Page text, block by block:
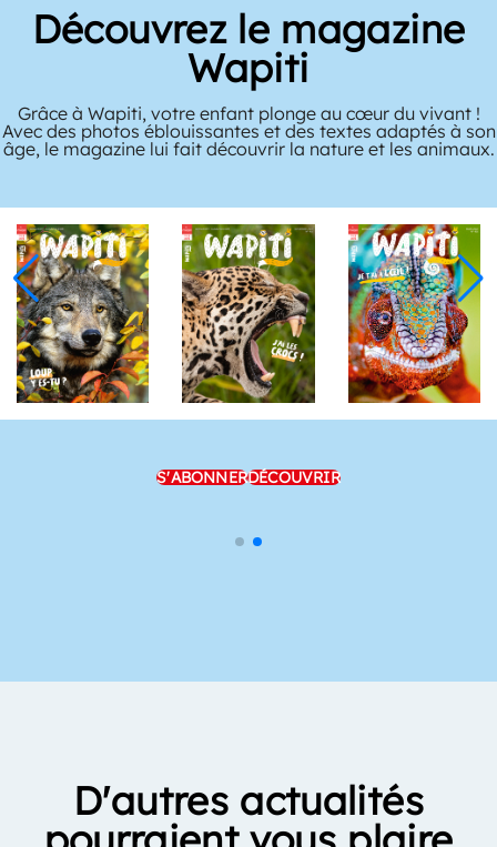
Découvrez le magazine
Wapiti
Grâce à Wapiti, votre enfant plonge au cœur du vivant !
Avec des photos éblouissantes et des textes adaptés à son
âge, le magazine lui fait découvrir la nature et les animaux.
S'ABONNERDÉCOUVRIR
D'autres actualités